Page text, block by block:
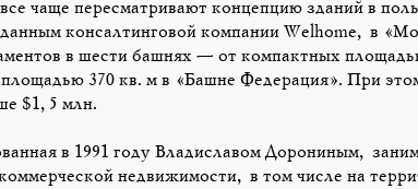
чаще пересматривают концепцию зданий в
консалтинговой компании Welhome, в
в шести башнях — от компактных
370 кв. м в «Башне Федерация». При
$1,5 млн.
в 1991 году Владиславом Дорониным,
недвижимости, в том числе на